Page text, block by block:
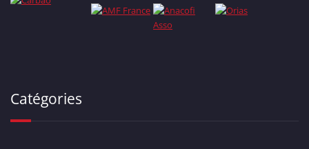
Catégories